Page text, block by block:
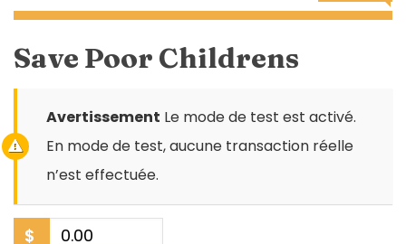
Save Poor Childrens
Avertissement Le mode de test est activé.
En mode de test, aucune transaction réelle
n’est effectuée.
$